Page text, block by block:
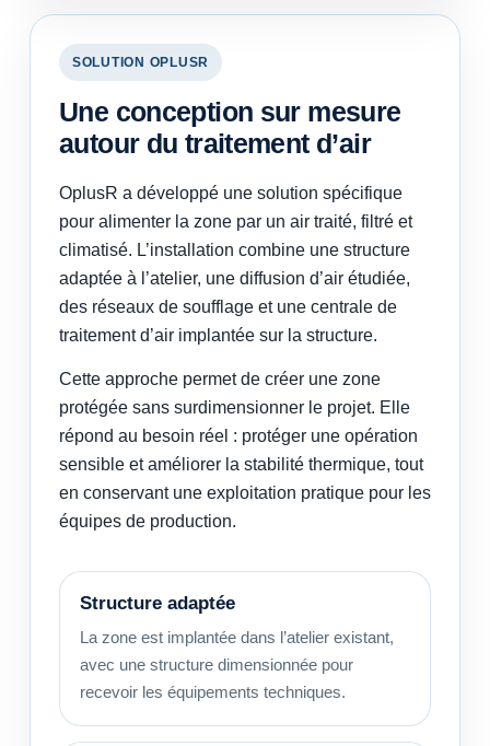
SOLUTION OPLUSR
Une conception sur mesure
autour du traitement d’air
OplusR a développé une solution spécifique
pour alimenter la zone par un air traité, filtré et
climatisé. L’installation combine une structure
adaptée à l’atelier, une diffusion d’air étudiée,
des réseaux de soufflage et une centrale de
traitement d’air implantée sur la structure.
Cette approche permet de créer une zone
protégée sans surdimensionner le projet. Elle
répond au besoin réel : protéger une opération
sensible et améliorer la stabilité thermique, tout
en conservant une exploitation pratique pour les
équipes de production.
Structure adaptée
La zone est implantée dans l’atelier existant,
avec une structure dimensionnée pour
recevoir les équipements techniques.